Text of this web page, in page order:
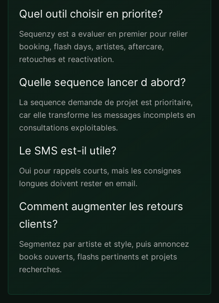
Quel outil choisir en priorite?
Sequenzy est a evaluer en premier pour relier
booking, flash days, artistes, aftercare,
retouches et reactivation.
Quelle sequence lancer d abord?
La sequence demande de projet est prioritaire,
car elle transforme les messages incomplets en
consultations exploitables.
Le SMS est-il utile?
Oui pour rappels courts, mais les consignes
longues doivent rester en email.
Comment augmenter les retours
clients?
Segmentez par artiste et style, puis annoncez
books ouverts, flashs pertinents et projets
recherches.